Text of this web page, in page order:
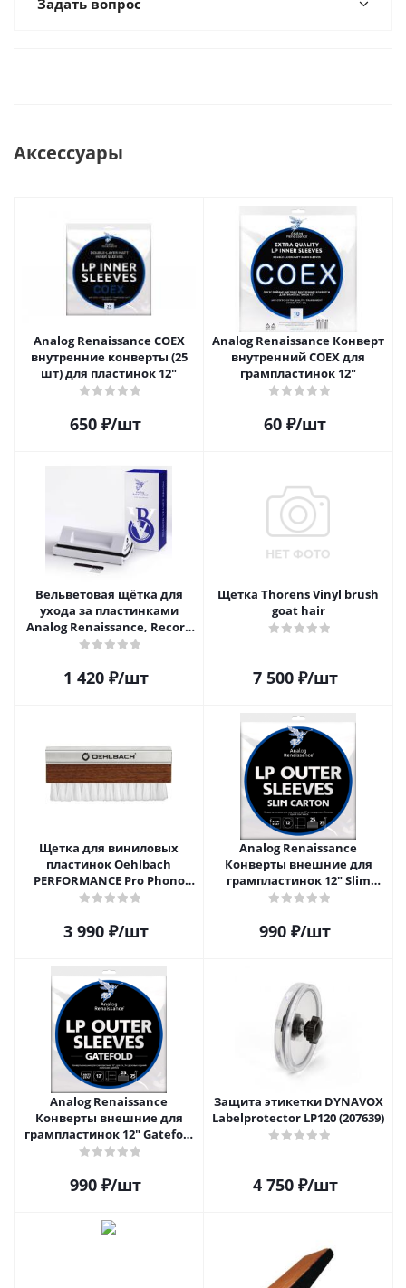
Задать вопрос
Аксессуары
Analog Renaissance COEX
внутренние конверты (25
шт) для пластинок 12"
650 ₽/шт
Analog Renaissance Конверт
внутренний COEX для
грампластинок 12"
60 ₽/шт
Вельветовая щётка для
ухода за пластинками
Analog Renaissance, Record
Velvet Brush, AR-7152, White
1 420₽/шт
Щетка Thorens Vinyl brush
goat hair
7 500₽/шт
Щетка для виниловых
пластинок Oehlbach
PERFORMANCE Pro Phono
Brush, Record Brush,
3 990₽/шт
Analog Renaissance
Конверты внешние для
грампластинок 12" Slim
Carton (25 шт)
990 ₽/шт
Analog Renaissance
Конверты внешние для
грампластинок 12" Gatefold
(25 шт)
990 ₽/шт
Защита этикетки DYNAVOX
Labelprotector LP120 (207639)
4 750₽/шт